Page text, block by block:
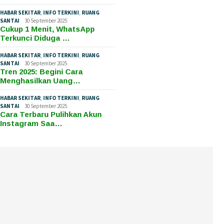
HABAR SEKITAR INFO TERKINI RUANG
SANTAI
30 September 2025
Cukup 1 Menit, WhatsApp
Terkunci Diduga …
HABAR SEKITAR INFO TERKINI RUANG
SANTAI
30 September 2025
Tren 2025: Begini Cara
Menghasilkan Uang…
HABAR SEKITAR INFO TERKINI RUANG
SANTAI
30 September 2025
Cara Terbaru Pulihkan Akun
Instagram Saa…